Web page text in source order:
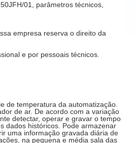
01, parâmetros técnicos,
empresa reserva o direito da
e por pessoais técnicos.
de temperatura da automatização.
de ar. De acordo com a variação
detectar, operar e gravar o tempo
dados históricos. Pode armazenar
uma informação gravada diária de
na pequena e média sala das